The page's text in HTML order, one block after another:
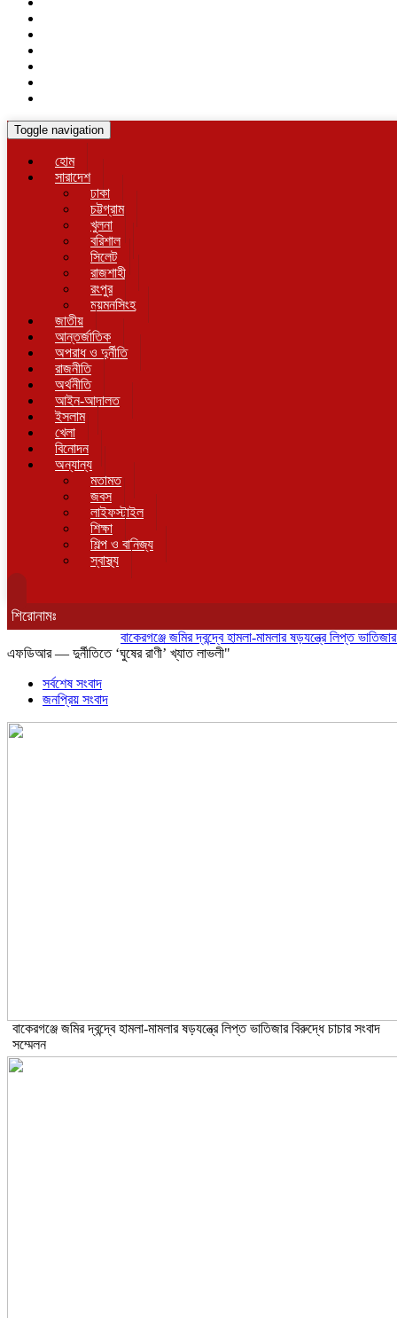
Toggle navigation
হোম
সারাদেশ
ঢাকা
চট্টগ্রাম
খুলনা
বরিশাল
সিলেট
রাজশাহী
রংপুর
ময়মনসিংহ
জাতীয়
আন্তর্জাতিক
অপরাধ ও দুর্নীতি
রাজনীতি
অর্থনীতি
আইন-আদালত
ইসলাম
খেলা
বিনোদন
অন্যান্য
মতামত
জবস
লাইফস্টাইল
শিক্ষা
শিল্প ও বানিজ্য
স্বাস্থ্য
শিরোনামঃ
বাকেরগঞ্জে জমির দ্বন্দ্বে হামলা-মামলার ষড়যন্ত্রে লিপ্ত ভাতিজার
এফডিআর — দুর্নীতিতে ‘ঘুষের রাণী’ খ্যাত লাভলী"
সর্বশেষ সংবাদ
জনপ্রিয় সংবাদ
বাকেরগঞ্জে জমির দ্বন্দ্বে হামলা-মামলার ষড়যন্ত্রে লিপ্ত ভাতিজার বিরুদ্ধে চাচার সংবাদ
সম্মেলন